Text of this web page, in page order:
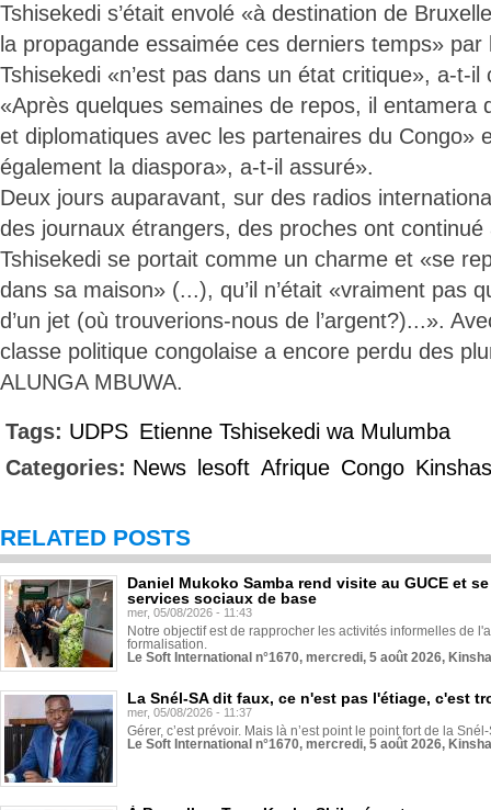
Tshisekedi s’était envolé «à destination de
la propagande essaimée ces derniers temps» par
Tshisekedi «n’est pas dans un état critique», a-t-
«Après quelques semaines de repos, il entamera
et diplomatiques avec les partenaires du Congo»
également la diaspora», a-t-il assuré».
Deux jours auparavant, sur des radios
des journaux étrangers, des proches ont
Tshisekedi se portait comme un charme et «se
dans sa maison» (...), qu’il n’était «vraiment pas
d’un jet (où trouverions-nous de l’argent?)...».
classe politique congolaise a encore perdu des
ALUNGA MBUWA.
Tags: UDPS Etienne Tshisekedi wa Mulumba
Categories: News lesoft Afrique Congo
RELATED POSTS
Daniel Mukoko Samba rend visite au GUCE et
services sociaux de base
mer, 05/08/2026 - 11:43
Notre objectif est de rapprocher les activités informelles de
formalisation.
Le Soft International n°1670, mercredi, 5 août 2026,
La Snél-SA dit faux, ce n'est pas l'étiage, c'est
mer, 05/08/2026 - 11:37
Gérer, c’est prévoir. Mais là n’est point le point fort de la
Le Soft International n°1670, mercredi, 5 août 2026,